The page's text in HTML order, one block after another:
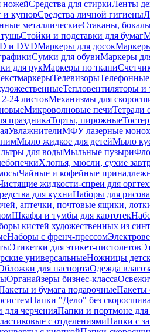
ножейСредства для стиркиЛенты
и купюрСредства личной гигиены
металлическиеСтаканы,
Стойки и подставки для бумаг
и DVDМаркеры для досок
Сумки для обувиМаркеры
для рукМаркеры по ткани
Телевизоры
Тепловентиляторы
24 листовМеханизмы для
Микроволновые печиТетради
праздникаТорты, пирожные
УвлажнителиМФУ лазерные
нимМыло жидкое для детейМыло
для водыМыльные пузыри
Хлопья, мюсли, сухие
Чайные и кофейные
жидкости-спреи для
для кухниНаборы для
аптечки, почтовые ящики,
Шкафы и тумбы для картотек
кистей художественных из
Наборы с френч-прессом
Этикетки для этикет-пистолетов
универсальныеНожницы
для паспортаОдежда
Органайзеры бизнес-класса
и бумага подарочныеПакеты
Папки "Дело" без
для черченияПапки и портмоне
с отделениямиПапки с